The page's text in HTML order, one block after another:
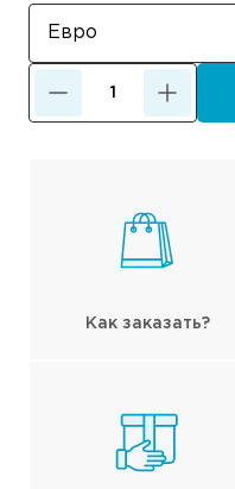
Как заказать?